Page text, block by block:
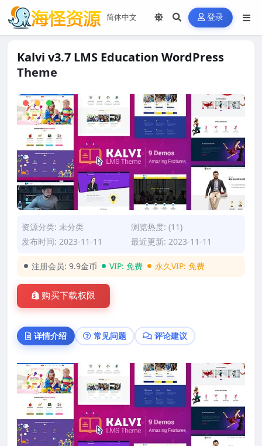
登录
Kalvi v3.7 LMS Education WordPress
Theme
资源分类: 未分类
浏览热度: (11)
发布时间: 2023-11-11
最近更新: 2023-11-11
注册会员: 9.9金币 VIP: 免费 永久VIP: 免费
购买下载权限
详情介绍 常见问题 评论建议